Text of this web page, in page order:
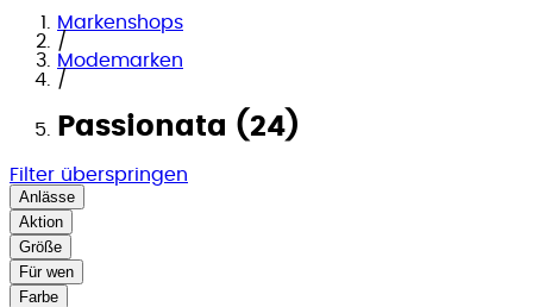
Markenshops
/
Modemarken
/
Passionata (24)
Filter überspringen
Anlässe
Aktion
Größe
Für wen
Farbe